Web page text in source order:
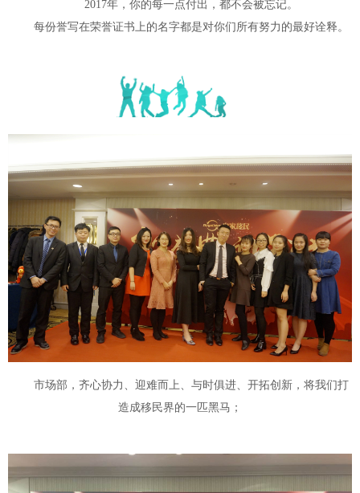
2017年，你的每一点付出，都不会被忘记。
每份誉写在荣誉证书上的名字都是对你们所有努力的最好诠释。
市场部，齐心协力、迎难而上、与时俱进、开拓创新，将我们打
造成移民界的一匹黑马；